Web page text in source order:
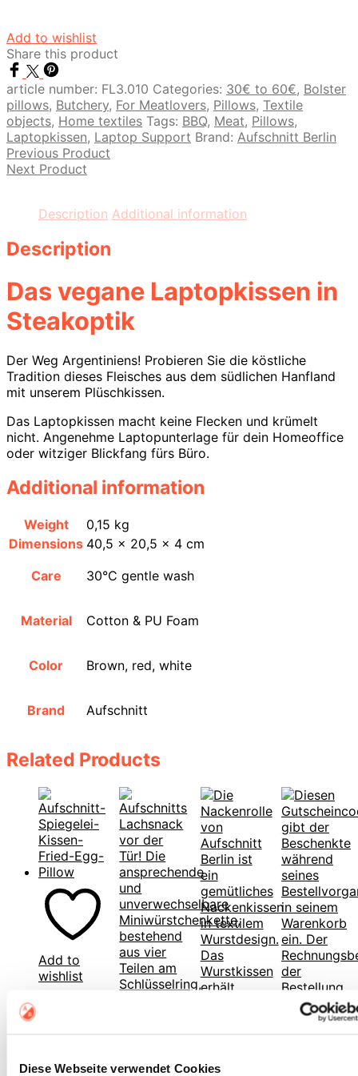
Diese Webseite verwendet Cookies
Add to wishlist
Share this product
article number: FL3.010 Categories: 30€ to 60€, Bolster
pillows, Butchery, For Meatlovers, Pillows, Textile
objects, Home textiles Tags: BBQ, Meat, Pillows,
Laptopkissen, Laptop Support Brand: Aufschnitt Berlin
Previous Product
Next Product
Description Additional information
Description
Das vegane Laptopkissen in
Steakoptik
Der Weg Argentiniens! Probieren Sie die köstliche
Tradition dieses Fleisches aus dem südlichen Hanfland
mit unserem Plüschkissen.
Das Laptopkissen macht keine Flecken und krümelt
nicht. Angenehme Laptopunterlage für dein Homeoffice
oder witziger Blickfang fürs Büro.
Additional information
Weight
0,15 kg
Dimensions 40,5 × 20,5 × 4 cm
Care
30°C gentle wash
Material Cotton & PU Foam
Color Brown, red, white
Brand Aufschnitt
Related Products
Add to
wishlist